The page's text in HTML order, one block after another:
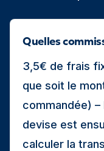
Quelles
3,5€ de frais
que soit le
commandée)
devise est
calculer la